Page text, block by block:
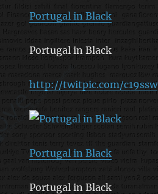
Portugal in Black
Portugal in Black
http://twitpic.com/c19ssw
Portugal in Black
Portugal in Black